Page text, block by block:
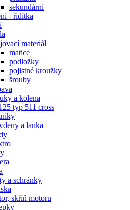
sekundární
- řidítka
materiál
matice
podložky
pojistné kroužky
šrouby
a kolena
typ 511 cross
a lanka
a schránky
skříň motoru